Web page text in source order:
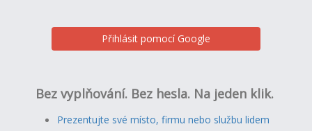
Přihlásit pomocí Google
Bez vyplňování. Bez hesla. Na jeden klik.
Prezentujte své místo, firmu nebo službu lidem